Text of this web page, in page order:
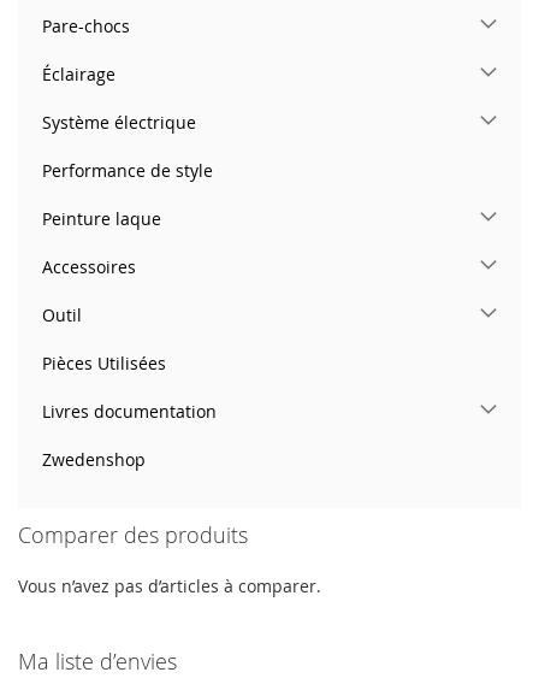
Pare-chocs
Éclairage
Système électrique
Performance de style
Peinture laque
Accessoires
Outil
Pièces Utilisées
Livres documentation
Zwedenshop
Comparer des produits
Vous n’avez pas d’articles à comparer.
Ma liste d’envies